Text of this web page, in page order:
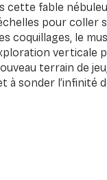
fable
pour coller
coquillages, le
verticale
terrain de
à sonder l’infinité